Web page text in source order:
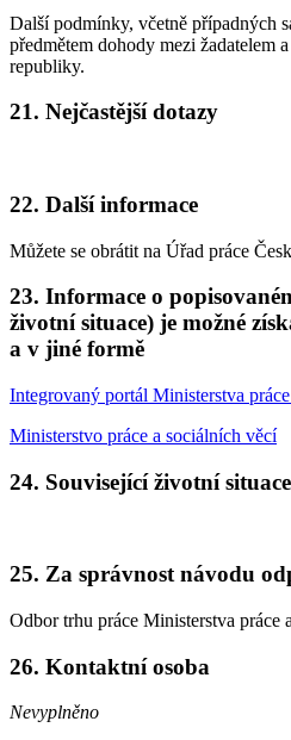
Další podmínky, včetně případných
předmětem dohody mezi žadatelem
republiky.
21. Nejčastější dotazy
22. Další informace
Můžete se obrátit na Úřad práce
23. Informace o
životní situace) je možné
a v jiné formě
Integrovaný portál Ministerstva
Ministerstvo práce a sociálních věcí
24. Související životní
25. Za správnost návodu
Odbor trhu práce Ministerstva práce
26. Kontaktní osoba
Nevyplněno